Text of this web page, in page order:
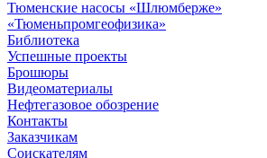
Тюменские насосы «Шлюмберже»
«Тюменьпромгеофизика»
Библиотека
Успешные проекты
Брошюры
Видеоматериалы
Нефтегазовое обозрение
Контакты
Заказчикам
Соискателям